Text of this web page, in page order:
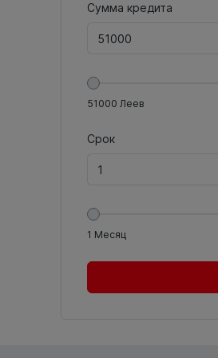
Сумма кредита
51000 Леев
Срок
1 Месяц